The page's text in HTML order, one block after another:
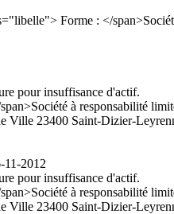
Forme : </
pour insuffisance d'actif.
à responsabilité
23400 Saint-Dizier-
11-2012
pour insuffisance d'actif.
à responsabilité
23400 Saint-Dizier-